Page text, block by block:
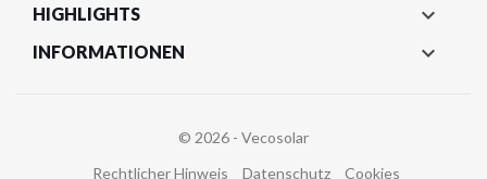
HIGHLIGHTS 
INFORMATIONEN 
© 2026 - Vecosolar
Rechtlicher Hinweis
Datenschutz Cookies